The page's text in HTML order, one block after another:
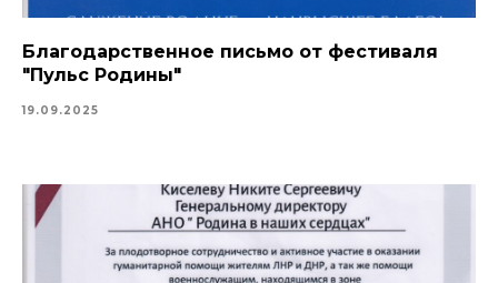
Благодарственное письмо от фестиваля
"Пульс Родины"
19.09.2025